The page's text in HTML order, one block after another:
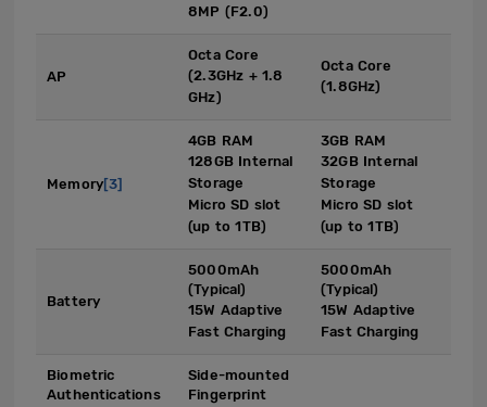
8MP (F2.0)
AP
Octa Core
(2.3GHz + 1.8
GHz)
Octa Core
(1.8GHz)
Memory[3]
4GB RAM
128GB Internal
Storage
Micro SD slot
(up to 1TB)
3GB RAM
32GB Internal
Storage
Micro SD slot
(up to 1TB)
Battery
5000mAh
(Typical)
15W Adaptive
Fast Charging
5000mAh
(Typical)
15W Adaptive
Fast Charging
Biometric
Authentications
Side-mounted
Fingerprint